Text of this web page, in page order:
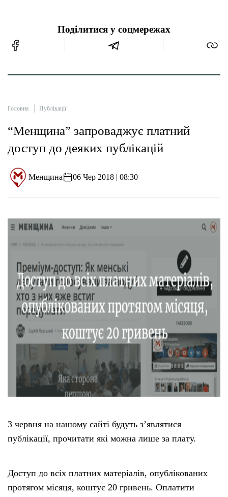
Поділитися у соцмережах
Головна Публікації
“Менщина” запроваджує платний
доступ до деяких публікацій
Менщина 06 Чер 2018 | 08:30
З червня на нашому сайті будуть з’являтися
публікації, прочитати які можна лише за плату.
Доступ до всіх платних матеріалів, опублікованих
протягом місяця, коштує 20 гривень. Оплатити